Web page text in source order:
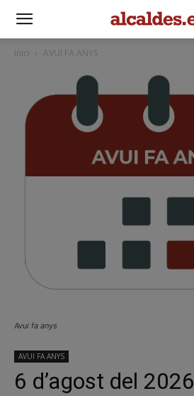
Inici AVUI FA ANYS
Avui fa anys
AVUI FA ANYS
6 d’agost del 2026